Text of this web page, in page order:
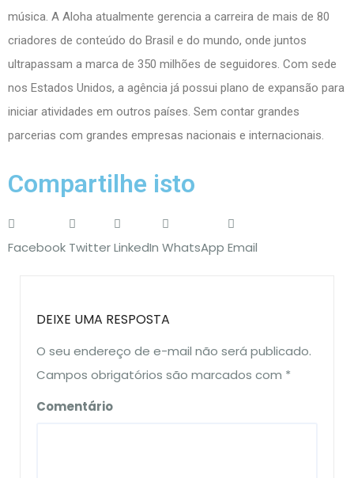
música. A Aloha atualmente gerencia a carreira de mais de 80
criadores de conteúdo do Brasil e do mundo, onde juntos
ultrapassam a marca de 350 milhões de seguidores. Com sede
nos Estados Unidos, a agência já possui plano de expansão para
iniciar atividades em outros países. Sem contar grandes
parcerias com grandes empresas nacionais e internacionais.
Compartilhe isto
Facebook TwitterLinkedIn WhatsApp Email
DEIXE UMA RESPOSTA
O seu endereço de e-mail não será publicado.
Campos obrigatórios são marcados com *
Comentário